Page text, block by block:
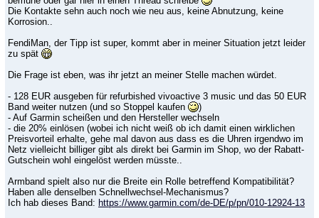
Die Kontakte sehn auch noch wie neu aus, keine Abnutzung, keine
Korrosion..
FendiMan, der Tipp ist super, kommt aber in meiner Situation jetzt leider
zu spät
Die Frage ist eben, was ihr jetzt an meiner Stelle machen würdet.
- 128 EUR ausgeben für refurbished vivoactive 3 music und das 50 EUR
Band weiter nutzen (und so Stoppel kaufen
)
- Auf Garmin scheißen und den Hersteller wechseln
- die 20% einlösen (wobei ich nicht weiß ob ich damit einen wirklichen
Preisvorteil erhalte, gehe mal davon aus dass es die Uhren irgendwo im
Netz vielleicht billiger gibt als direkt bei Garmin im Shop, wo der Rabatt-
Gutschein wohl eingelöst werden müsste..
Armband spielt also nur die Breite ein Rolle betreffend Kompatibilität?
Haben alle denselben Schnellwechsel-Mechanismus?
Ich hab dieses Band: https://www.garmin.com/de-DE/p/pn/010-12924-13